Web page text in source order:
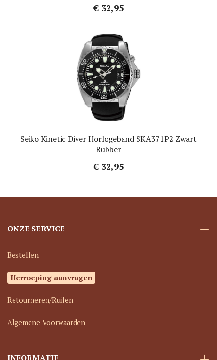
€ 32,95
Seiko Kinetic Diver Horlogeband SKA371P2 Zwart
Rubber
€ 32,95
ONZE SERVICE
Bestellen
Herroeping aanvragen
Retourneren/Ruilen
Algemene Voorwaarden
INFORMATIE